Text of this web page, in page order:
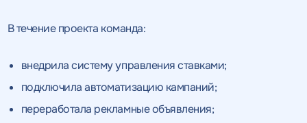
В течение проекта команда:
внедрила систему управления ставками;
подключила автоматизацию кампаний;
переработала рекламные объявления;